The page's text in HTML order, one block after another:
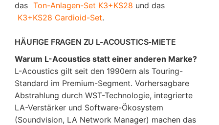
das Ton-Anlagen-Set K3+KS28 und das
K3+KS28 Cardioid-Set.
HÄUFIGE FRAGEN ZU L-ACOUSTICS-MIETE
Warum L-Acoustics statt einer anderen Marke?
L-Acoustics gilt seit den 1990ern als Touring-
Standard im Premium-Segment. Vorhersagbare
Abstrahlung durch WST-Technologie, integrierte
LA-Verstärker und Software-Ökosystem
(Soundvision, LA Network Manager) machen das